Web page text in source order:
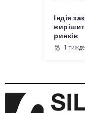
Індія
ринків
1